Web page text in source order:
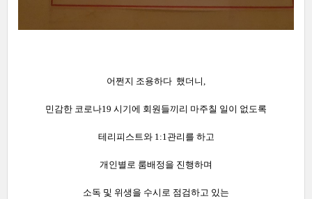
어쩐지 조용하다 했더니,
민감한 코로나19 시기에 회원들끼리 마주칠 일이 없도록
테리피스트와 1:1관리를 하고
개인별로 룸배정을 진행하며
소독 및 위생을 수시로 점검하고 있는